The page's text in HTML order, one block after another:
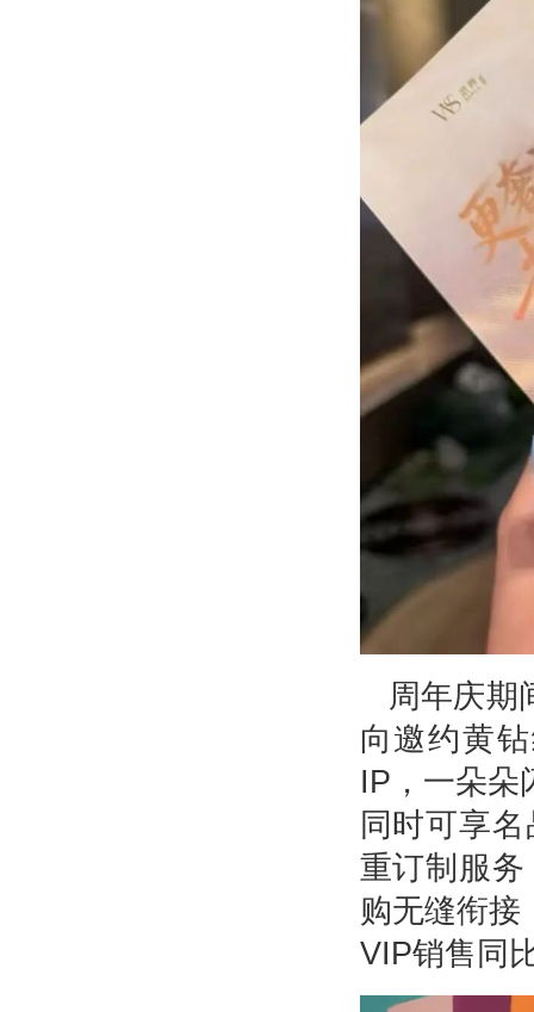
周年庆期
向邀约黄
IP，一朵朵
同时可享
重订制服
购无缝衔接
VIP销售同